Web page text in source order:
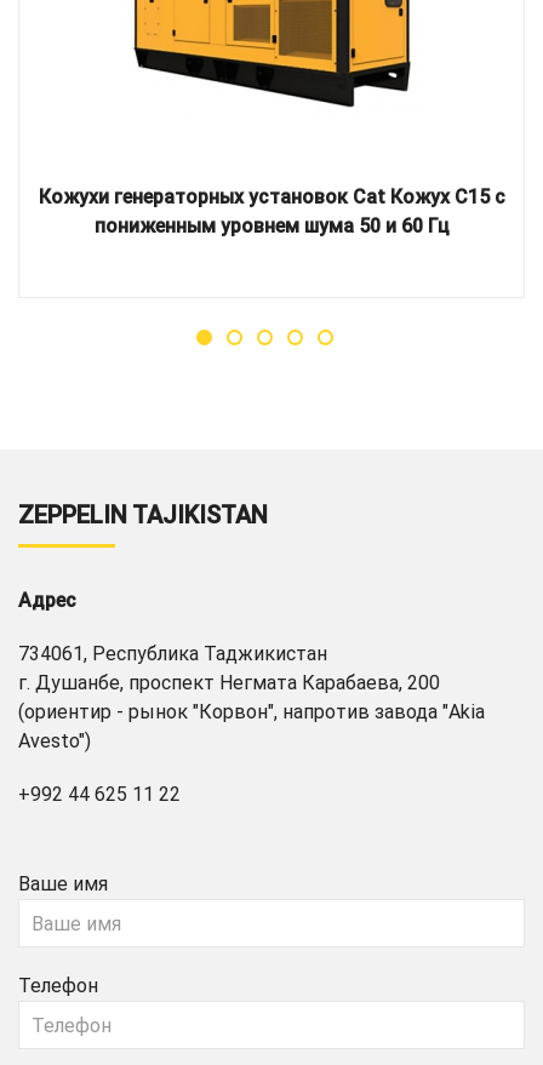
Кожухи генераторных установок Cat Кожух C15 с
пониженным уровнем шума 50 и 60 Гц
ZEPPELIN TAJIKISTAN
Адрес
734061, Республика Таджикистан
г. Душанбе, проспект Негмата Карабаева, 200
(ориентир - рынок "Корвон", напротив завода "Akia
Avesto")
+992 44 625 11 22
Ваше имя
Телефон